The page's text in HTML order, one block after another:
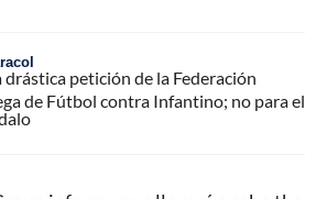
drástica petición de la Federación
de Fútbol contra Infantino; no para el